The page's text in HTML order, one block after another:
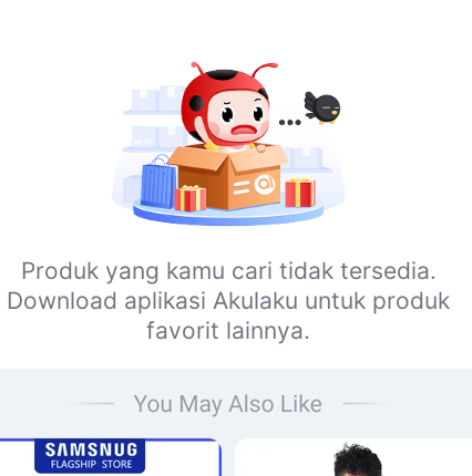
Produk yang kamu cari tidak tersedia.
Download aplikasi Akulaku untuk produk
favorit lainnya.